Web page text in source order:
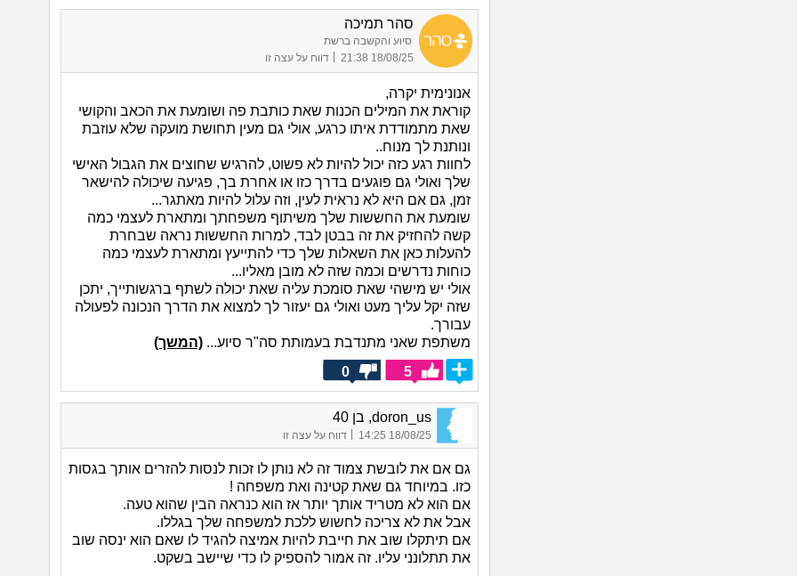
סהר תמיכה
סיוע והקשבה ברשת
18/08/25 21:38
דווח על עצה זו
אנונימית יקרה,
קוראת את המילים הכנות שאת כותבת פה ושומעת את הכאב והקושי
שאת מתמודדת איתו כרגע, אולי גם מעין תחושת מועקה שלא עוזבת
ונותנת לך מנוח..
לחוות רגע כזה יכול להיות לא פשוט, להרגיש שחוצים את הגבול האישי
שלך ואולי גם פוגעים בדרך כזו או אחרת בך, פגיעה שיכולה להישאר
זמן, גם אם היא לא נראית לעין, וזה עלול להיות מאתגר...
שומעת את החששות שלך משיתוף משפחתך ומתארת לעצמי כמה
קשה להחזיק את זה בבטן לבד, למרות החששות נראה שבחרת
להעלות כאן את השאלות שלך כדי להתייעץ ומתארת לעצמי כמה
כוחות נדרשים וכמה שזה לא מובן מאליו...
אולי יש מישהי שאת סומכת עליה שאת יכולה לשתף ברגשותייך, יתכן
שזה יקל עליך מעט ואולי גם יעזור לך למצוא את הדרך הנכונה לפעולה
עבורך.
משתפת שאני מתנדבת בעמותת סה"ר סיוע... (המשך)
5
0
doron_us, בן 40
18/08/25 14:25 דווח על עצה זו
גם אם את לובשת צמוד זה לא נותן לו זכות לנסות להזרים אותך בגסות
כזו. במיוחד גם שאת קטינה ואת משפחה !
אם הוא לא מטריד אותך יותר אז הוא כנראה הבין שהוא טעה.
אבל את לא צריכה לחשוש ללכת למשפחה שלך בגללו.
אם תיתקלו שוב את חייבת להיות אמיצה להגיד לו שאם הוא ינסה שוב
את תתלונני עליו. זה אמור להספיק לו כדי שיישב בשקט.